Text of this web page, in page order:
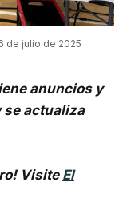
de julio de 2025
anuncios y
se actualiza
Visite El